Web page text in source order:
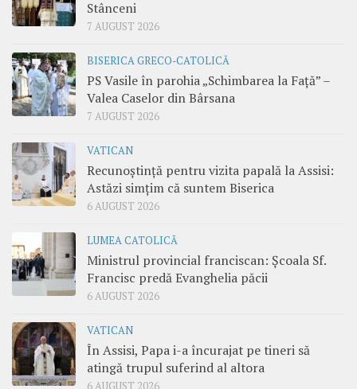
Stânceni
7 AUGUST 2026
BISERICA GRECO-CATOLICĂ
PS Vasile în parohia „Schimbarea la Față” –
Valea Caselor din Bârsana
7 AUGUST 2026
VATICAN
Recunoștință pentru vizita papală la Assisi:
Astăzi simțim că suntem Biserica
6 AUGUST 2026
LUMEA CATOLICĂ
Ministrul provincial franciscan: Școala Sf.
Francisc predă Evanghelia păcii
6 AUGUST 2026
VATICAN
În Assisi, Papa i-a încurajat pe tineri să
atingă trupul suferind al altora